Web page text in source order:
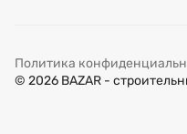
© 2026 BAZAR -
Политика